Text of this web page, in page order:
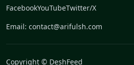
FacebookYouTubeTwitter/X
Email: contact@arifulsh.com
Copyright © DeshFeed